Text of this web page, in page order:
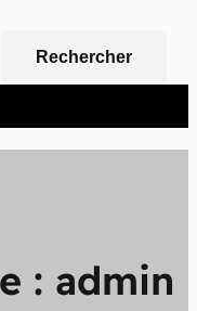
Rechercher
: admin